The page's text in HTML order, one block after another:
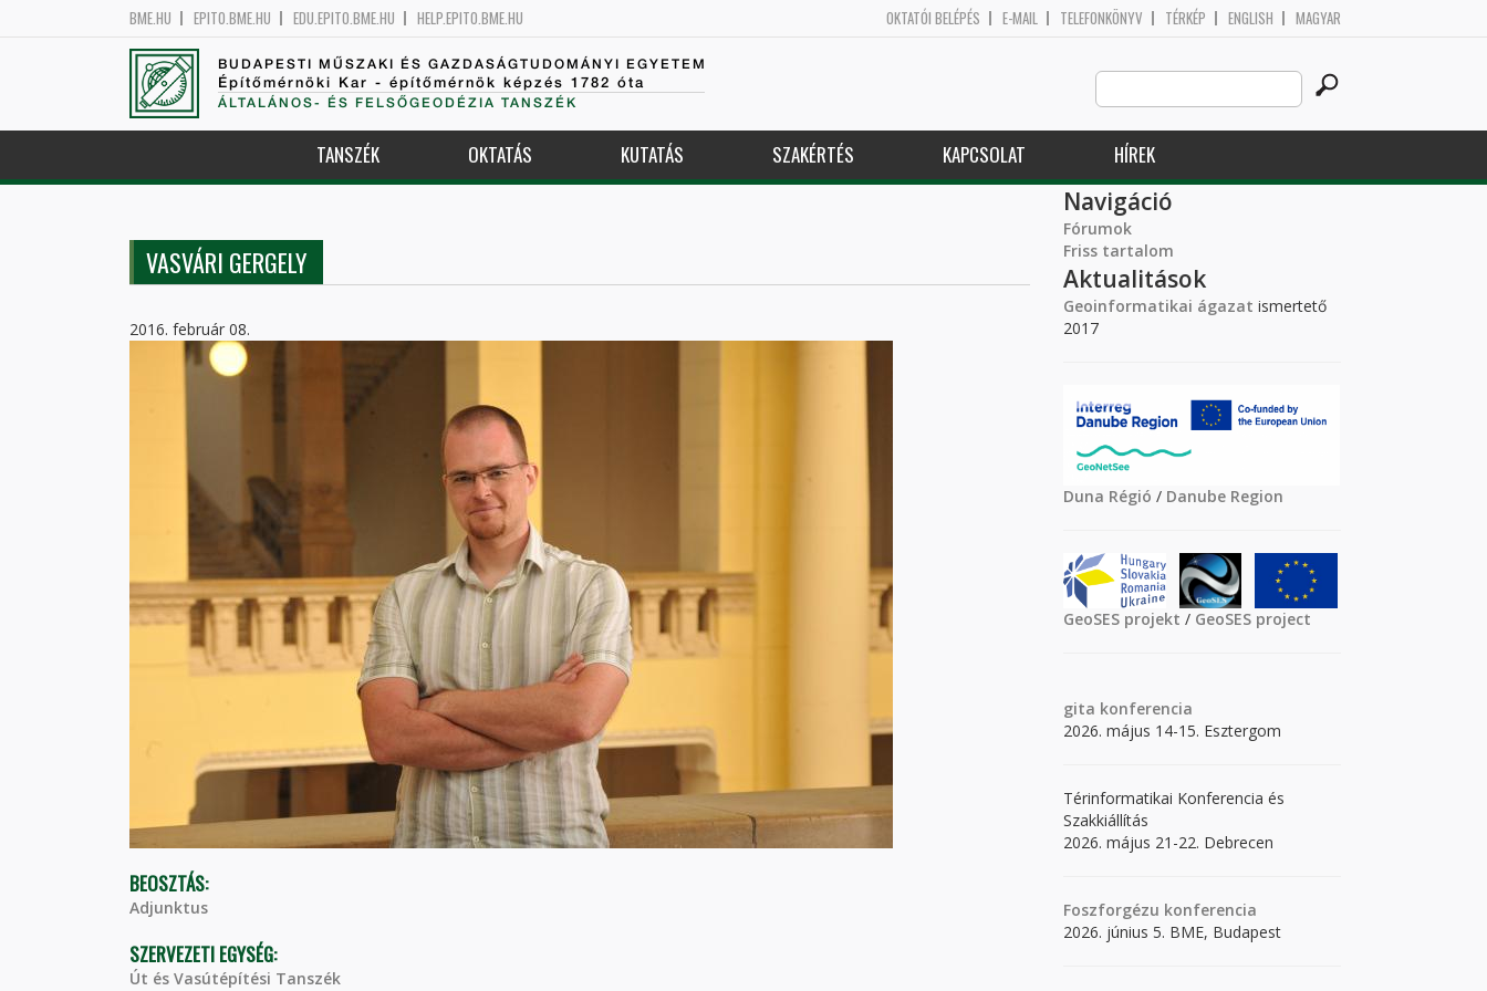
BME.HU EPITO.BME.HU EDU.EPITO.BME.HU HELP.EPITO.BME.HU OKTATÓI BELÉPÉS E-MAIL TELEFONKÖNYV TÉRKÉP ENGLISH MAGYAR
BUDAPESTI MŰSZAKI ÉS GAZDASÁGTUDOMÁNYI EGYETEM
Építőmérnöki Kar - építőmérnök képzés 1782 óta
ÁLTALÁNOS- ÉS FELSŐGEODÉZIA TANSZÉK
Search
this
site
TANSZÉK OKTATÁS KUTATÁS SZAKÉRTÉS KAPCSOLAT HÍREK
VASVÁRI GERGELY
2016. február 08.
BEOSZTÁS:
Adjunktus
SZERVEZETI EGYSÉG:
Út és Vasútépítési Tanszék
Navigáció
Fórumok
Friss tartalom
Aktualitások
Geoinformatikai ágazat ismertető
2017
Duna Régió / Danube Region
GeoSES projekt / GeoSES project
gita konferencia
2026. május 14-15. Esztergom
Térinformatikai Konferencia és
Szakkiállítás
2026. május 21-22. Debrecen
Foszforgézu konferencia
2026. június 5. BME, Budapest